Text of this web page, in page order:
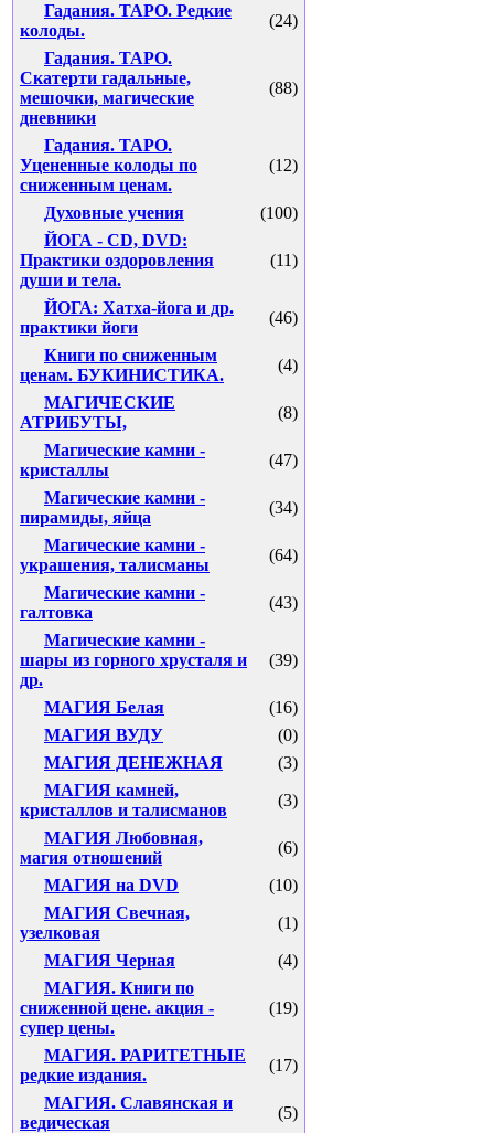
Гадания. ТАРО. Редкие
колоды.
(24)
Гадания. ТАРО.
Скатерти гадальные,
мешочки, магические
дневники
(88)
Гадания. ТАРО.
Уцененные колоды по
сниженным ценам.
(12)
Духовные учения
(100)
ЙОГА - CD, DVD:
Практики оздоровления
души и тела.
(11)
ЙОГА: Хатха-йога и др.
практики йоги
(46)
Книги по сниженным
ценам. БУКИНИСТИКА.
(4)
МАГИЧЕСКИЕ
АТРИБУТЫ,
(8)
Магические камни -
кристаллы
(47)
Магические камни -
пирамиды, яйца
(34)
Магические камни -
украшения, талисманы
(64)
Магические камни -
галтовка
(43)
Магические камни -
шары из горного хрусталя и
др.
(39)
МАГИЯ Белая
(16)
МАГИЯ ВУДУ
(0)
МАГИЯ ДЕНЕЖНАЯ
(3)
МАГИЯ камней,
кристаллов и талисманов
(3)
МАГИЯ Любовная,
магия отношений
(6)
МАГИЯ на DVD
(10)
МАГИЯ Свечная,
узелковая
(1)
МАГИЯ Черная
(4)
МАГИЯ. Книги по
сниженной цене. акция -
супер цены.
(19)
МАГИЯ. РАРИТЕТНЫЕ
редкие издания.
(17)
МАГИЯ. Славянская и
ведическая
(5)